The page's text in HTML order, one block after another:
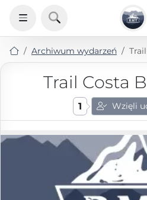
Archiwum wydarzeń
Trail Costa
1 Wzięli